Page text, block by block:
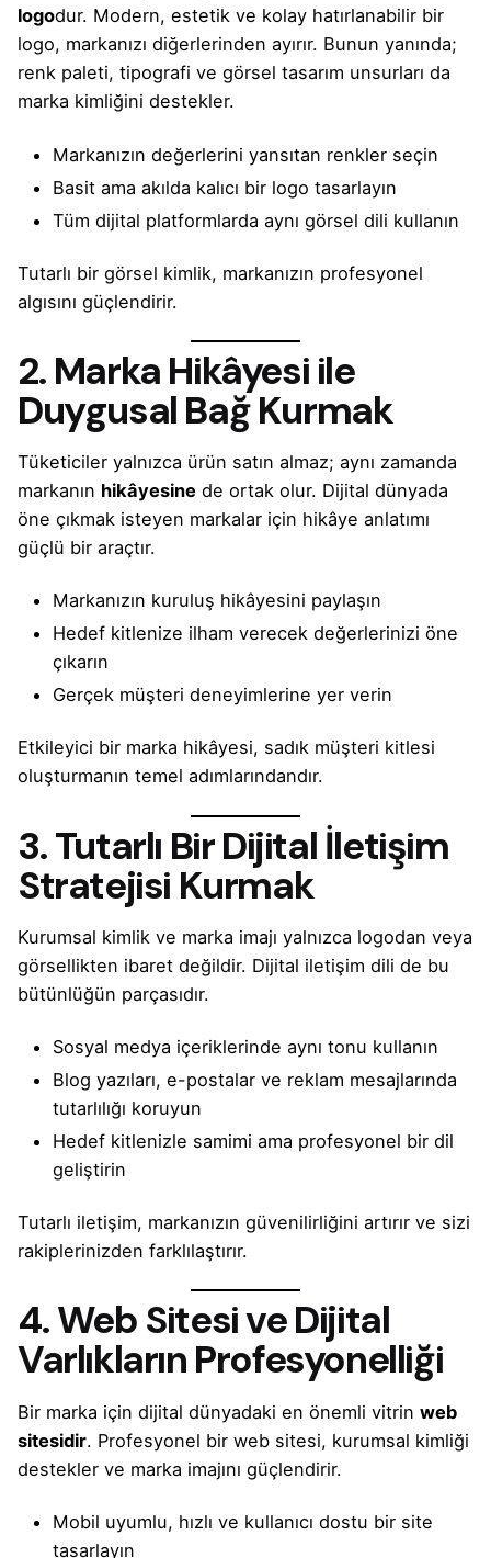
logodur. Modern, estetik ve kolay hatırlanabilir bir
logo, markanızı diğerlerinden ayırır. Bunun yanında;
renk paleti, tipografi ve görsel tasarım unsurları da
marka kimliğini destekler.
Markanızın değerlerini yansıtan renkler seçin
Basit ama akılda kalıcı bir logo tasarlayın
Tüm dijital platformlarda aynı görsel dili kullanın
Tutarlı bir görsel kimlik, markanızın profesyonel
algısını güçlendirir.
2. Marka Hikâyesi ile
Duygusal Bağ Kurmak
Tüketiciler yalnızca ürün satın almaz; aynı zamanda
markanın hikâyesine de ortak olur. Dijital dünyada
öne çıkmak isteyen markalar için hikâye anlatımı
güçlü bir araçtır.
Markanızın kuruluş hikâyesini paylaşın
Hedef kitlenize ilham verecek değerlerinizi öne
çıkarın
Gerçek müşteri deneyimlerine yer verin
Etkileyici bir marka hikâyesi, sadık müşteri kitlesi
oluşturmanın temel adımlarındandır.
3. Tutarlı Bir Dijital İletişim
Stratejisi Kurmak
Kurumsal kimlik ve marka imajı yalnızca logodan veya
görsellikten ibaret değildir. Dijital iletişim dili de bu
bütünlüğün parçasıdır.
Sosyal medya içeriklerinde aynı tonu kullanın
Blog yazıları, e-postalar ve reklam mesajlarında
tutarlılığı koruyun
Hedef kitlenizle samimi ama profesyonel bir dil
geliştirin
Tutarlı iletişim, markanızın güvenilirliğini artırır ve sizi
rakiplerinizden farklılaştırır.
4. Web Sitesi ve Dijital
Varlıkların Profesyonelliği
Bir marka için dijital dünyadaki en önemli vitrin web
sitesidir. Profesyonel bir web sitesi, kurumsal kimliği
destekler ve marka imajını güçlendirir.
Mobil uyumlu, hızlı ve kullanıcı dostu bir site
tasarlayın